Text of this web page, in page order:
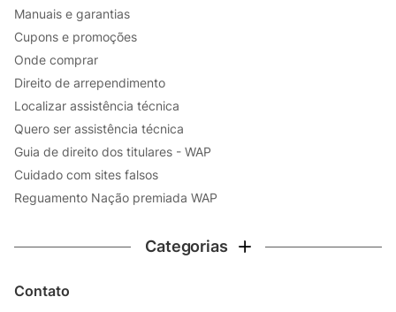
Manuais e garantias
Cupons e promoções
Onde comprar
Direito de arrependimento
Localizar assistência técnica
Quero ser assistência técnica
Guia de direito dos titulares - WAP
Cuidado com sites falsos
Reguamento Nação premiada WAP
Categorias
Contato